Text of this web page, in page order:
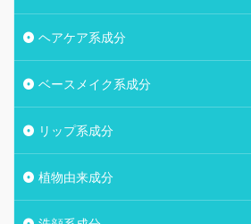
ヘアケア系成分
ベースメイク系成分
リップ系成分
植物由来成分